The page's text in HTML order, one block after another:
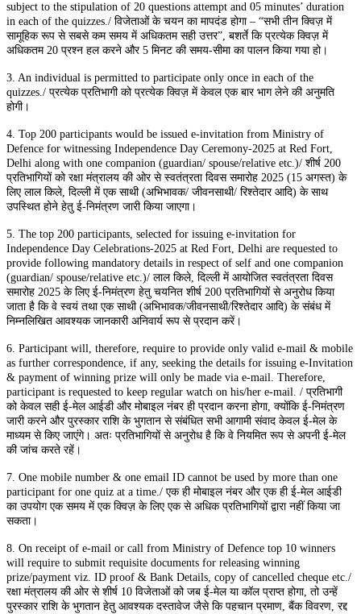
subject to the stipulation of 20 questions attempt and 05 minutes’ duration
in each of the quizzes./ विजेताओं के चयन का मापदंड होगा – “सभी तीन क्विज़ में
सामूहिक रूप से सबसे कम समय में अधिकतम सही उत्तर”, बशर्ते कि प्रत्येक क्विज़ में
अधिकतम 20 प्रश्न हल करने और 5 मिनट की समय-सीमा का पालन किया गया हो।
3. An individual is permitted to participate only once in each of the
quizzes./ प्रत्येक प्रतिभागी को प्रत्येक क्विज़ में केवल एक बार भाग लेने की अनुमति
होगी।
4. Top 200 participants would be issued e-invitation from Ministry of
Defence for witnessing Independence Day Ceremony-2025 at Red Fort,
Delhi along with one companion (guardian/ spouse/relative etc.)/ शीर्ष 200
प्रतिभागियों को रक्षा मंत्रालय की ओर से स्वतंत्रता दिवस समारोह 2025 (15 अगस्त) के
लिए लाल किले, दिल्ली में एक साथी (अभिभावक/ जीवनसाथी/ रिश्तेदार आदि) के साथ
उपस्थित होने हेतु ई-निमंत्रण जारी किया जाएगा।
5. The top 200 participants, selected for issuing e-invitation for
Independence Day Celebrations-2025 at Red Fort, Delhi are requested to
provide following mandatory details in respect of self and one companion
(guardian/ spouse/relative etc.)/ लाल किले, दिल्ली में आयोजित स्वतंत्रता दिवस
समारोह 2025 के लिए ई-निमंत्रण हेतु चयनित शीर्ष 200 प्रतिभागियों से अनुरोध किया
जाता है कि वे स्वयं तथा एक साथी (अभिभावक/जीवनसाथी/रिश्तेदार आदि) के संबंध में
निम्नलिखित आवश्यक जानकारी अनिवार्य रूप से प्रदान करें।
6. Participant will, therefore, require to provide only valid e-mail & mobile
as further correspondence, if any, seeking the details for issuing e-Invitation
& payment of winning prize will only be made via e-mail. Therefore,
participant is requested to keep regular watch on his/her e-mail. / प्रतिभागी
को केवल सही ई-मेल आईडी और मोबाइल नंबर ही प्रदान करना होगा, क्योंकि ई-निमंत्रण
जारी करने और पुरस्कार राशि के भुगतान से संबंधित सभी आगामी संवाद केवल ई-मेल के
माध्यम से किए जाएंगे। अतः प्रतिभागियों से अनुरोध है कि वे नियमित रूप से अपनी ई-मेल
की जांच करते रहें।
7. One mobile number & one email ID cannot be used by more than one
participant for one quiz at a time./ एक ही मोबाइल नंबर और एक ही ई-मेल आईडी
का उपयोग एक समय में एक क्विज़ के लिए एक से अधिक प्रतिभागियों द्वारा नहीं किया जा
सकता।
8. On receipt of e-mail or call from Ministry of Defence top 10 winners
will require to submit requisite documents for releasing winning
prize/payment viz. ID proof & Bank Details, copy of cancelled cheque etc./
रक्षा मंत्रालय की ओर से शीर्ष 10 विजेताओं को जब ई-मेल या कॉल प्राप्त होगा, तो उन्हें
पुरस्कार राशि के भुगतान हेतु आवश्यक दस्तावेज जैसे कि पहचान प्रमाण, बैंक विवरण, रद्द